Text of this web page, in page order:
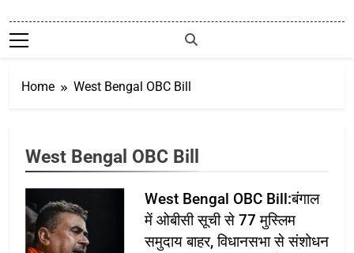
Home West Bengal OBC Bill
West Bengal OBC Bill
West Bengal OBC Bill:बंगाल
में ओबीसी सूची से 77 मुस्लिम
समुदाय बाहर, विधानसभा से संशोधन